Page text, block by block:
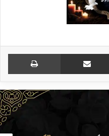
اشتراک گذاری از طریق ایمیل